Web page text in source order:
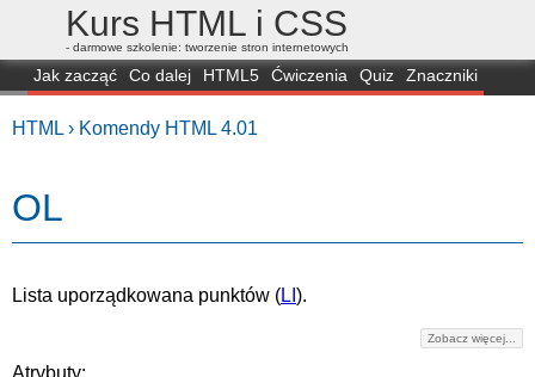
Kurs HTML i CSS
- darmowe szkolenie: tworzenie stron internetowych
Jak zacząć Co dalej HTML5 Ćwiczenia Quiz
Znaczniki
HTML › Komendy HTML 4.01
OL
Lista uporządkowana punktów (LI ).
Zobacz więcej...
Atrybuty: